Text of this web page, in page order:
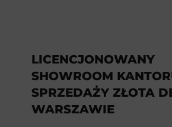
LICENCJONOWANY
SHOWROOM
SPRZEDAŻY ZŁOTA
WARSZAWIE